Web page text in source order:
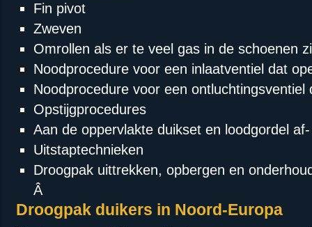
Fin pivot
Zweven
Omrollen als er te veel gas in de schoenen
Noodprocedure voor een inlaatventiel dat
Noodprocedure voor een ontluchtingsventiel
Opstijgprocedures
Aan de oppervlakte duikset en loodgordel
Uitstaptechnieken
Droogpak uittrekken, opbergen en
Â
Droogpak duikers in Noord-Europa